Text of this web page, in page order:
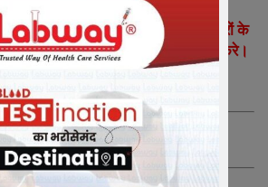
ग्रुप में जुड़ने और महत्वपूर्ण समाचारों के
के लिए, ऊपर दी गई लिंक पर क्लिक करे।
अपने मित्रों साथियों को भी जोड़े|